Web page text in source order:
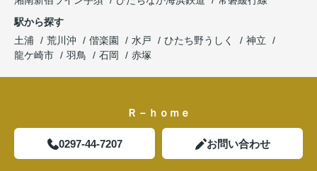
駅から探す
土浦
荒川沖 偕楽園 水戸 ひたち野うしく
神立
龍ケ崎市
羽鳥 石岡 赤塚
Ｒ－ｈｏｍｅ
0297-44-7207 お問い合わせ